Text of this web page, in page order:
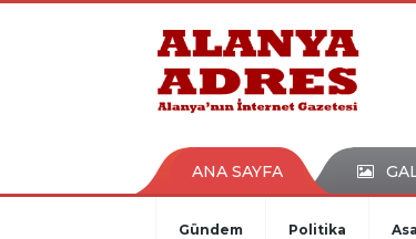
kaçak bahis
porno izle
ANA SAYFA
Gündem Politika